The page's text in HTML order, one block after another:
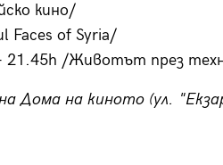
кино/
Faces of Syria/
21.45h /Животът през
Дома на киното (ул.